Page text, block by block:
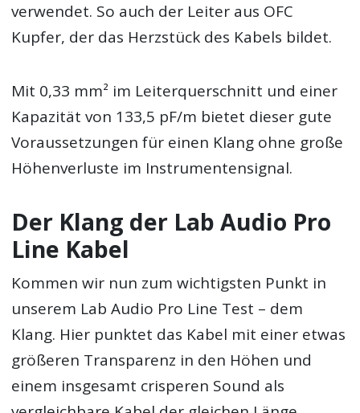
verwendet. So auch der Leiter aus OFC
Kupfer, der das Herzstück des Kabels bildet.
Mit 0,33 mm² im Leiterquerschnitt und einer
Kapazität von 133,5 pF/m bietet dieser gute
Voraussetzungen für einen Klang ohne große
Höhenverluste im Instrumentensignal.
Der Klang der Lab Audio Pro
Line Kabel
Kommen wir nun zum wichtigsten Punkt in
unserem Lab Audio Pro Line Test – dem
Klang. Hier punktet das Kabel mit einer etwas
größeren Transparenz in den Höhen und
einem insgesamt crisperen Sound als